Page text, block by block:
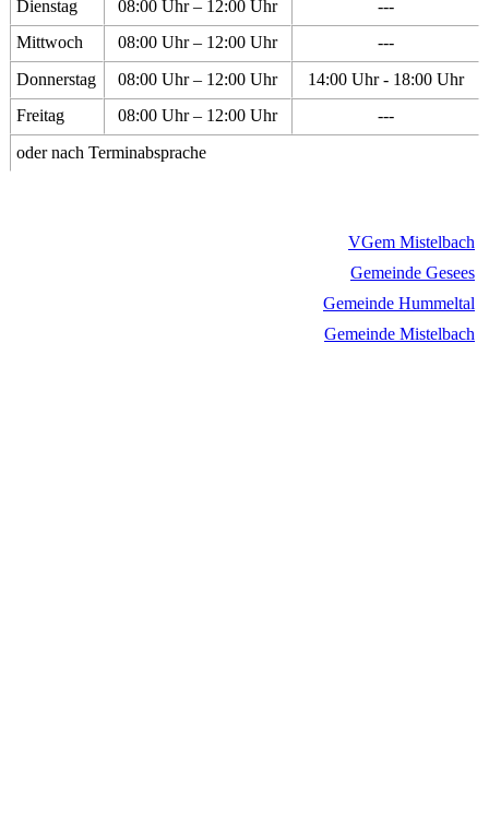
Dienstag
08:00 Uhr – 12:00 Uhr
---
Mittwoch
08:00 Uhr – 12:00 Uhr
---
Donnerstag
08:00 Uhr – 12:00 Uhr
14:00 Uhr - 18:00 Uhr
Freitag
08:00 Uhr – 12:00 Uhr
---
oder nach Terminabsprache
VGem Mistelbach
Gemeinde Gesees
Gemeinde Hummeltal
Gemeinde Mistelbach